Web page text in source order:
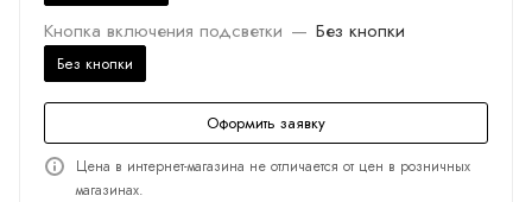
Кнопка включения подсветки — Без кнопки
Без кнопки
Оформить заявку
Цена в интернет-магазина не отличается от цен в розничных
магазинах.